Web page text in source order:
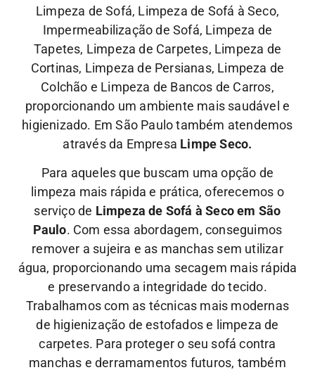
Limpeza de Sofá, Limpeza de Sofá à Seco,
Impermeabilização de Sofá, Limpeza de
Tapetes, Limpeza de Carpetes, Limpeza de
Cortinas, Limpeza de Persianas, Limpeza de
Colchão e Limpeza de Bancos de Carros,
proporcionando um ambiente mais saudável e
higienizado. Em São Paulo também atendemos
através da Empresa Limpe Seco.
Para aqueles que buscam uma opção de
limpeza mais rápida e prática, oferecemos o
serviço de Limpeza de Sofá à Seco em São
Paulo. Com essa abordagem, conseguimos
remover a sujeira e as manchas sem utilizar
água, proporcionando uma secagem mais rápida
e preservando a integridade do tecido.
Trabalhamos com as técnicas mais modernas
de higienização de estofados e limpeza de
carpetes. Para proteger o seu sofá contra
manchas e derramamentos futuros, também